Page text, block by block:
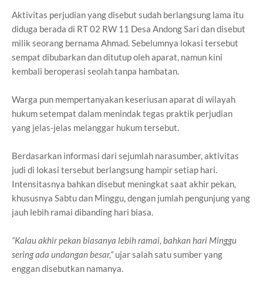
Aktivitas perjudian yang disebut sudah berlangsung lama itu
diduga berada di RT 02 RW 11 Desa Andong Sari dan disebut
milik seorang bernama Ahmad. Sebelumnya lokasi tersebut
sempat dibubarkan dan ditutup oleh aparat, namun kini
kembali beroperasi seolah tanpa hambatan.
Warga pun mempertanyakan keseriusan aparat di wilayah
hukum setempat dalam menindak tegas praktik perjudian
yang jelas-jelas melanggar hukum tersebut.
Berdasarkan informasi dari sejumlah narasumber, aktivitas
judi di lokasi tersebut berlangsung hampir setiap hari.
Intensitasnya bahkan disebut meningkat saat akhir pekan,
khususnya Sabtu dan Minggu, dengan jumlah pengunjung yang
jauh lebih ramai dibanding hari biasa.
“Kalau akhir pekan biasanya lebih ramai, bahkan hari Minggu
sering ada undangan besar,” ujar salah satu sumber yang
enggan disebutkan namanya.